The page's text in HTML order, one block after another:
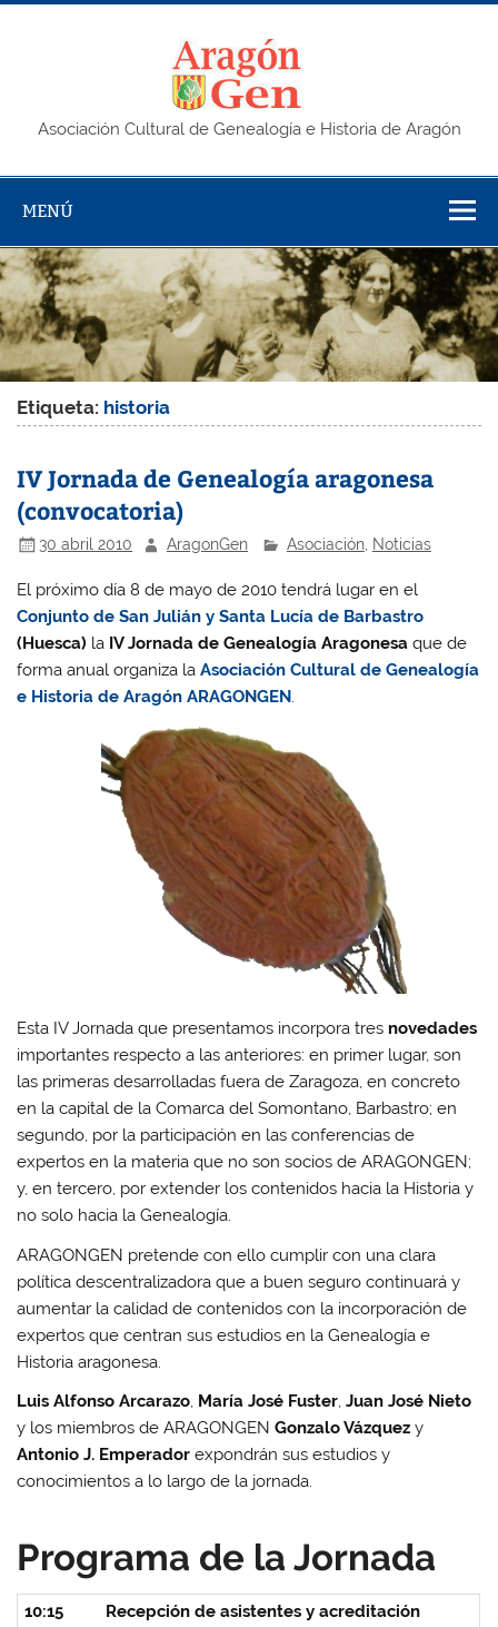
Saltar
Asociación Cultural de Genealogía e Historia de Aragón
MENÚ
Etiqueta: historia
IV Jornada de Genealogía aragonesa
(convocatoria)
30 abril 2010 AragonGen Asociación, Noticias
El próximo día 8 de mayo de 2010 tendrá lugar en el
Conjunto de San Julián y Santa Lucía de Barbastro
(Huesca) la IV Jornada de Genealogía Aragonesa que de
forma anual organiza laAsociación Cultural de Genealogía
e Historia de Aragón ARAGONGEN.
Esta IV Jornada que presentamos incorpora tres novedades
importantes respecto a las anteriores: en primer lugar, son
las primeras desarrolladas fuera de Zaragoza, en concreto
en la capital de la Comarca del Somontano, Barbastro; en
segundo, por la participación en las conferencias de
expertos en la materia que no son socios de ARAGONGEN;
y, en tercero, por extender los contenidos hacia la Historia y
no solo hacia la Genealogía.
ARAGONGEN pretende con ello cumplir con una clara
política descentralizadora que a buen seguro continuará y
aumentar la calidad de contenidos con la incorporación de
expertos que centran sus estudios en la Genealogía e
Historia aragonesa.
Luis Alfonso Arcarazo, María José Fuster,Juan José Nieto
y los miembros de ARAGONGENGonzalo Vázquez y
Antonio J. Emperador expondrán sus estudios y
conocimientos a lo largo de la jornada.
Programa de la Jornada
10:15
Recepción de asistentes y acreditación